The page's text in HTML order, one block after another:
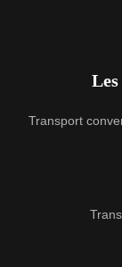
Transport